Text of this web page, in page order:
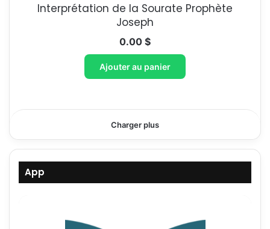
Interprétation de la Sourate Prophète
Joseph
0.00 $
Ajouter au panier
Charger plus
App